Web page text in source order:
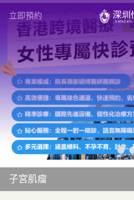
立即預約
子宮肌瘤